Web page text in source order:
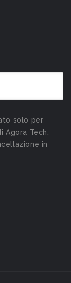
solo per
Agora Tech.
in